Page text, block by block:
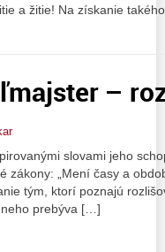
a žitie! Na získanie
–
slovami jeho
zákony: „Mení časy a
tým, ktorí poznajú
neho prebýva […]